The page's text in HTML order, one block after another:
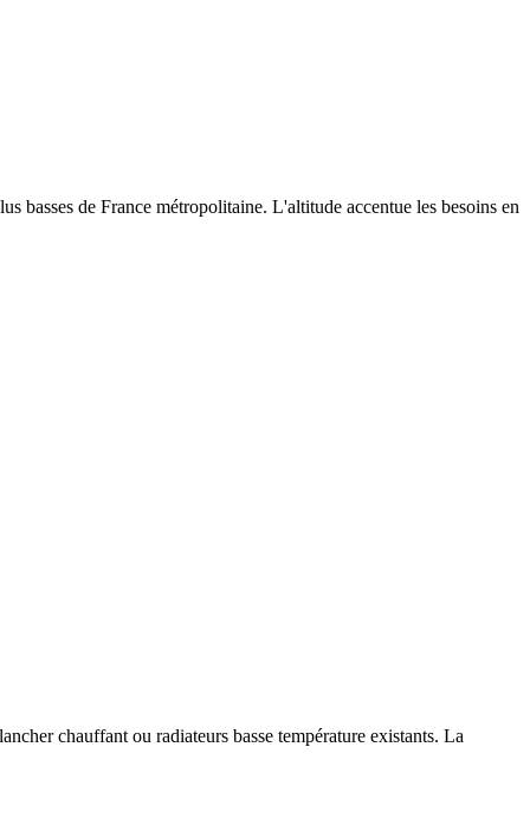
basses de France métropolitaine. L'altitude accentue les besoins en
chauffant ou radiateurs basse température existants. La